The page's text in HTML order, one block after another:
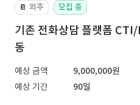
📔 외주 모집 중
기존 전화상담 플랫폼
동
예상 금액
9,000,000원
예상 기간
90일